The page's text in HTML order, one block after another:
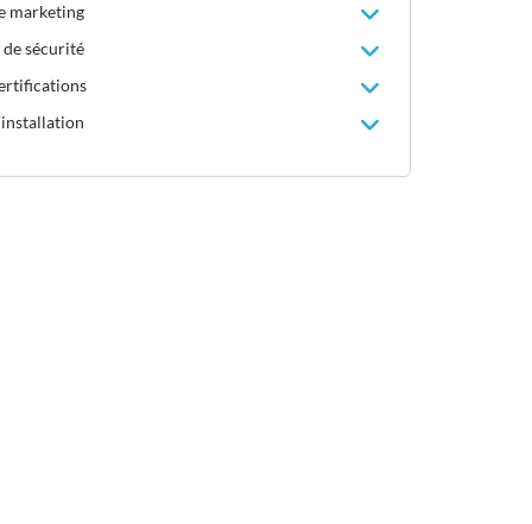
marketing
de sécurité